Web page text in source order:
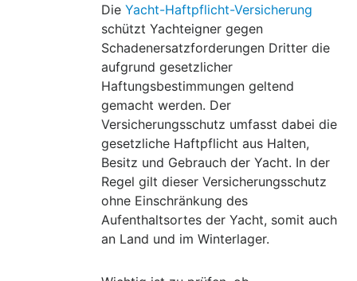
Die Yacht-Haftpflicht-Versicherung
schützt Yachteigner gegen
Schadenersatzforderungen Dritter die
aufgrund gesetzlicher
Haftungsbestimmungen geltend
gemacht werden. Der
Versicherungsschutz umfasst dabei die
gesetzliche Haftpflicht aus Halten,
Besitz und Gebrauch der Yacht. In der
Regel gilt dieser Versicherungsschutz
ohne Einschränkung des
Aufenthaltsortes der Yacht, somit auch
an Land und im Winterlager.